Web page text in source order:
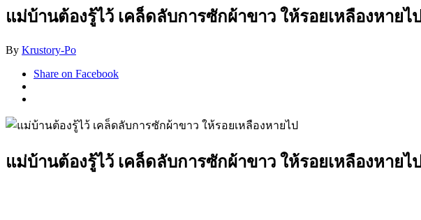
แม่บ้านต้องรู้ไว้ เคล็ดลับการซักผ้าขาว ให้รอยเหลืองหายไป
By Krustory-Po
Share on Facebook
แม่บ้านต้องรู้ไว้ เคล็ดลับการซักผ้าขาว ให้รอยเหลืองหายไป